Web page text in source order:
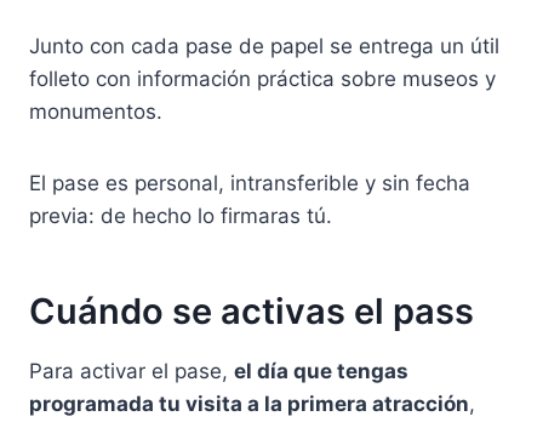
Junto con cada pase de papel se entrega un útil
folleto con información práctica sobre museos y
monumentos.
El pase es personal, intransferible y sin fecha
previa: de hecho lo firmaras tú.
Cuándo se activas el pass
Para activar el pase, el día que tengas
programada tu visita a la primera atracción,